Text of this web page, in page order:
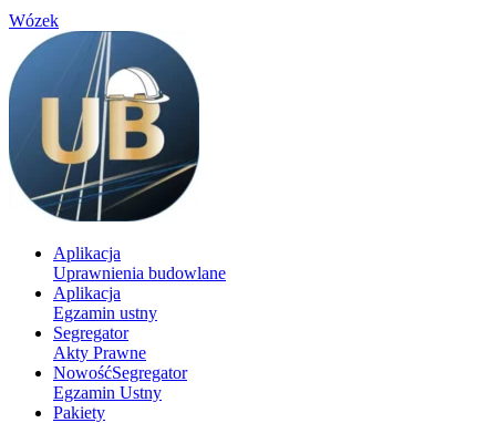
Wózek
Aplikacja
Uprawnienia budowlane
Aplikacja
Egzamin ustny
Segregator
Akty Prawne
NowośćSegregator
Egzamin Ustny
Pakiety